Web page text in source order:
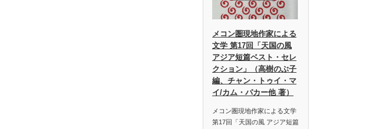
メコン圏現地作家による
文学 第17回「天国の風
アジア短篇ベスト・セレ
クション」（高樹のぶ子
編、チャン・トゥイ・マ
イ/カム・パカー他 著）
メコン圏現地作家による文学
第17回「天国の風 アジア短篇